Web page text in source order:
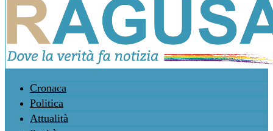
Cronaca
Politica
Attualità